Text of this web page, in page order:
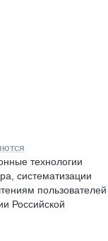
технологии
систематизации
пользователей
Российской